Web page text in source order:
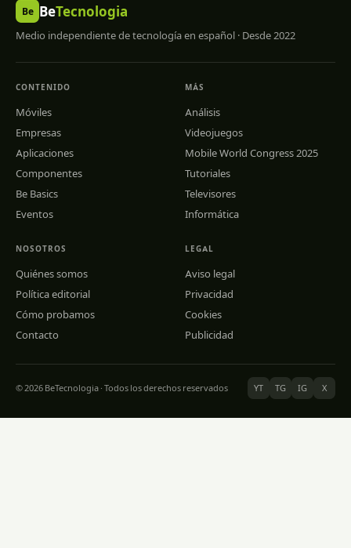
Be BeTecnologia
Medio independiente de tecnología en español · Desde 2022
CONTENIDO
Móviles
Empresas
Aplicaciones
Componentes
Be Basics
Eventos
MÁS
Análisis
Videojuegos
Mobile World Congress 2025
Tutoriales
Televisores
Informática
NOSOTROS
Quiénes somos
Política editorial
Cómo probamos
Contacto
LEGAL
Aviso legal
Privacidad
Cookies
Publicidad
© 2026 BeTecnologia · Todos los derechos reservados YT TG IG X